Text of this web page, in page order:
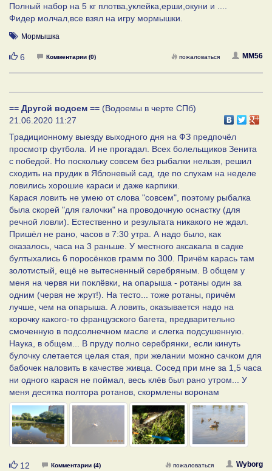
Полный набор на 5 кг плотва,уклейка,ерши,окуни и ....
Фидер молчал,все взял на игру мормышки.
Мормышка
Нравится
6 Комментарии (0) MM56
пожаловаться
== Другой водоем == (Водоемы в черте СПб)
21.06.2020 11:27
Традиционному выезду выходного дня на ФЗ предпочёл
просмотр футбола. И не прогадал. Всех болельщиков Зенита
с победой. Но поскольку совсем без рыбалки нельзя, решил
сходить на прудик в Яблоневый сад, где по слухам на неделе
ловились хорошие караси и даже карпики.
Карася ловить не умею от слова "совсем", поэтому рыбалка
была скорей "для галочки" на проводочную оснастку (для
речной ловли). Естественно и результата никакого не ждал.
Пришёл не рано, часов в 7:30 утра. А надо было, как
оказалось, часа на 3 раньше. У местного аксакала в садке
бултыхались 6 поросёнков грамм по 300. Причём карась там
золотистый, ещё не вытесненный серебряным. В общем у
меня на червя ни поклёвки, на опарыша - ротаны один за
одним (червя не жрут!). На тесто... тоже ротаны, причём
лучше, чем на опарыша. А ловить, оказывается надо на
корочку какого-то французского багета, предварительно
смоченную в подсолнечном масле и слегка подсушенную.
Наука, в общем... В пруду полно серебрянки, если кинуть
булочку слетается целая стая, при желании можно сачком для
бабочек наловить в качестве живца. Сосед при мне за 1,5 часа
ни одного карася не поймал, весь клёв был рано утром... У
меня десятка полтора ротанов, скормлены воронам
Нравится
12 Комментарии (4) Wyborg
пожаловаться